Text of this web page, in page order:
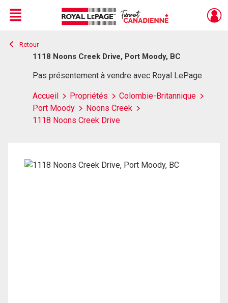
Live
En Direct
Menu
Retour
1118 Noons Creek Drive, Port Moody, BC
Pas présentement à vendre avec Royal LePage
Accueil Propriétés
Colombie-Britannique
Port Moody
Noons Creek
1118 Noons Creek Drive